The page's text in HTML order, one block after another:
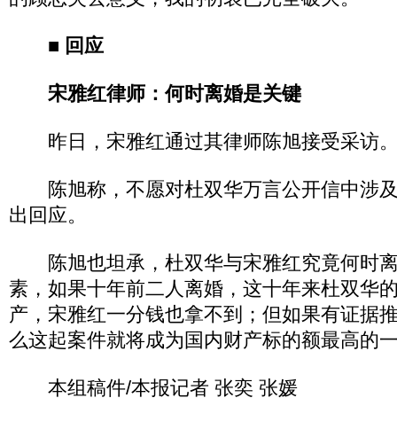
■ 回应
宋雅红律师：何时离婚是关键
昨日，宋雅红通过其律师陈旭接受采访
陈旭称，不愿对杜双华万言公开信中涉
出回应。
陈旭也坦承，杜双华与宋雅红究竟何时
素，如果十年前二人离婚，这十年来杜双华
产，宋雅红一分钱也拿不到；但如果有证据
么这起案件就将成为国内财产标的额最高的
本组稿件/本报记者 张奕 张媛